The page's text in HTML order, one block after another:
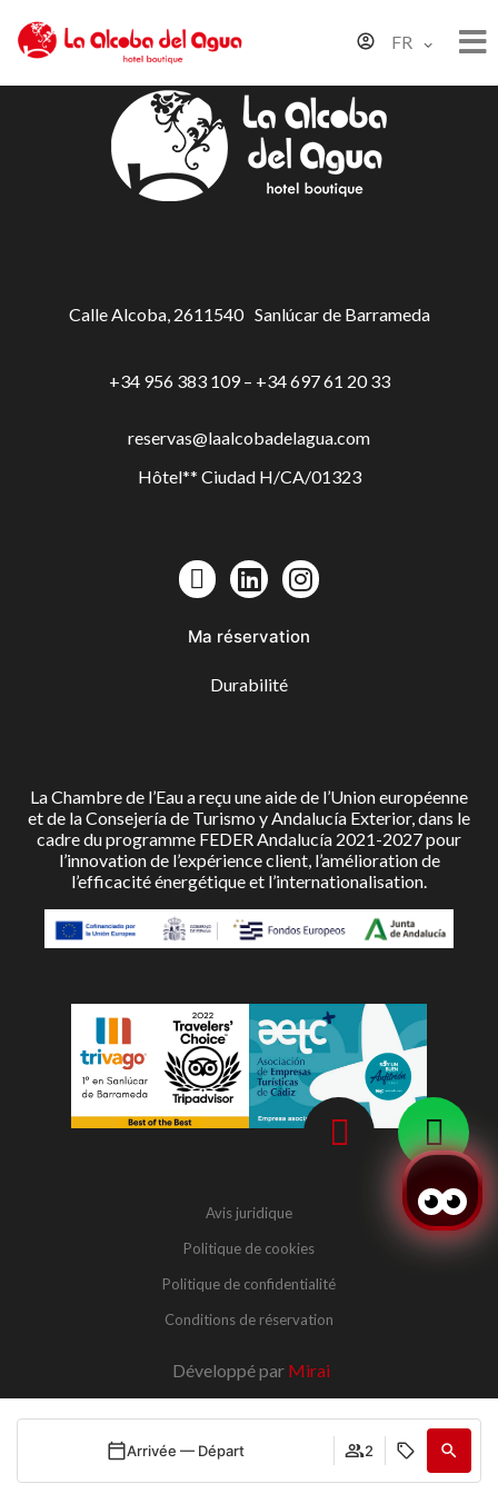
FR
Arrivée — Départ 2
Calle Alcoba, 2611540 Sanlúcar de Barrameda
+34 956 383 109 – +34 697 61 20 33
reservas@laalcobadelagua.com
Hôtel** Ciudad H/CA/01323
Ma réservation
Durabilité
La Chambre de l’Eau a reçu une aide de l’Union européenne
et de la Consejería de Turismo y Andalucía Exterior, dans le
cadre du programme FEDER Andalucía 2021-2027 pour
l’innovation de l’expérience client, l’amélioration de
l’efficacité énergétique et l’internationalisation.
Avis juridique
Politique de cookies
Politique de confidentialité
Conditions de réservation
Développé par Mirai